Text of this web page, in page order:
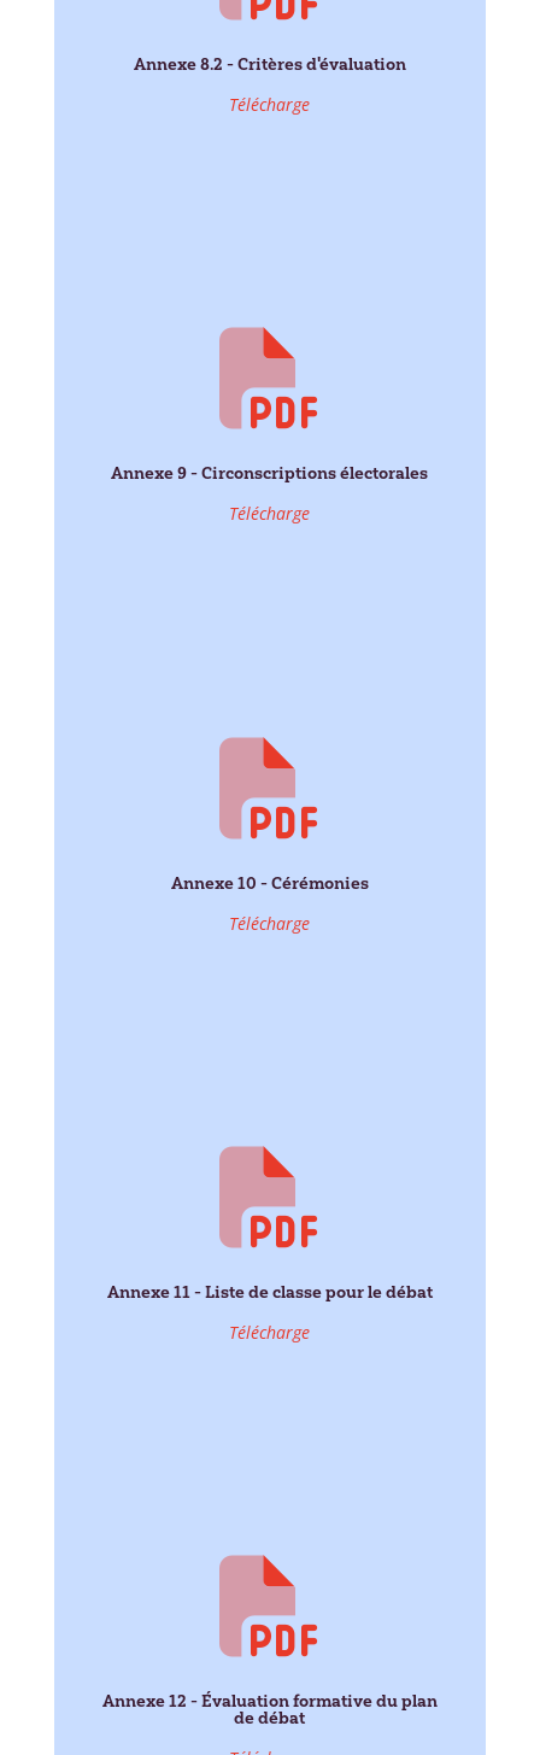
Annexe 8.2 - Critères d'évaluation
Télécharge
Annexe 9 - Circonscriptions électorales
Télécharge
Annexe 10 - Cérémonies
Télécharge
Annexe 11 - Liste de classe pour le débat
Télécharge
Annexe 12 - Évaluation formative du plan
de débat